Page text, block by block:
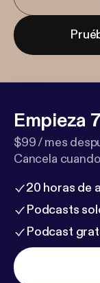
Empieza
$99 / mes
Cancela
20 horas de
Podcasts
Podcast